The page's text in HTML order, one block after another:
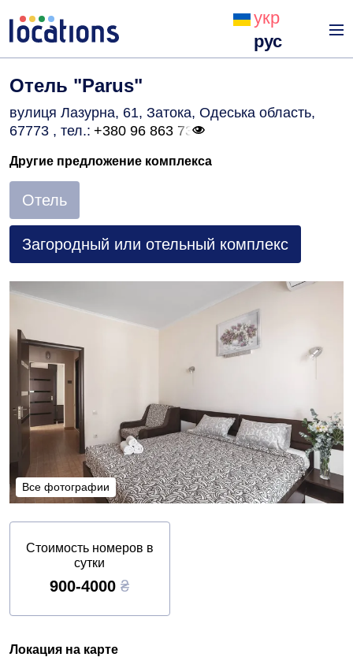
укр
рус
Отель "Parus"
вулиця Лазурна, 61, Затока, Одеська область,
67773 , тел.: +380 96 863 73
Другие предложение комплекса
Отель
Загородный или отельный комплекс
Все фотографии
Все фотографии
Стоимость номеров в
сутки
900-4000 ₴
Локация на карте